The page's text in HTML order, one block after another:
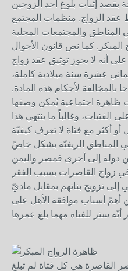
بقصد إثبات بلوغ أحد الزوجين
عقد الزواج. منظمات المجتمع
المناطق والمجتمعات المحلية
المبكر. كما نص قانون الأحوال
رقم 143 لسنة 1994، على أنه لا يجوز توثيق عقد زواج
عشرة سنة ميلادية كاملة،
بالمخالفة لأحكام هذه المادة.
ظاهرة اجتماعية يُمكن وصفها
الفتيات، وغالباً ما ينتهي هذا
أكثر مع فتاة لا تعرف كيفيّة
في المناطق الريفيّة بشكل خاصّ
دولة إلى أخرى فمصر واليمن
زواج القاصرات بسبب الفقر
إلى تزويج بناتهم بمقابل ماديّ
أسباب موافقة الأهل على
القاصرة هي كل فتاة لم تبلغ